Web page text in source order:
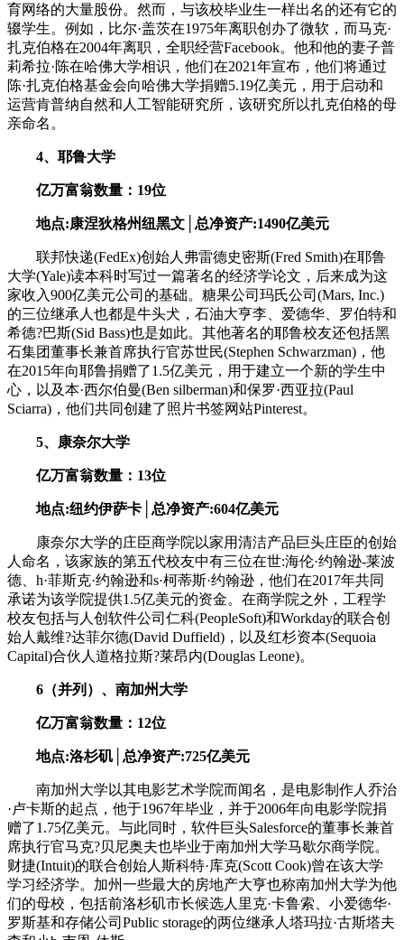
育网络的大量股份。然而，与该校毕业生一样出名的还有它的
辍学生。例如，比尔·盖茨在1975年离职创办了微软，而马克·
扎克伯格在2004年离职，全职经营Facebook。他和他的妻子普
莉希拉·陈在哈佛大学相识，他们在2021年宣布，他们将通过
陈·扎克伯格基金会向哈佛大学捐赠5.19亿美元，用于启动和
运营肯普纳自然和人工智能研究所，该研究所以扎克伯格的母
亲命名。
4、耶鲁大学
亿万富翁数量：19位
地点:康涅狄格州纽黑文│总净资产:1490亿美元
联邦快递(FedEx)创始人弗雷德史密斯(Fred Smith)在耶鲁
大学(Yale)读本科时写过一篇著名的经济学论文，后来成为这
家收入900亿美元公司的基础。糖果公司玛氏公司(Mars, Inc.)
的三位继承人也都是牛头犬，石油大亨李、爱德华、罗伯特和
希德?巴斯(Sid Bass)也是如此。其他著名的耶鲁校友还包括黑
石集团董事长兼首席执行官苏世民(Stephen Schwarzman)，他
在2015年向耶鲁捐赠了1.5亿美元，用于建立一个新的学生中
心，以及本·西尔伯曼(Ben silberman)和保罗·西亚拉(Paul
Sciarra)，他们共同创建了照片书签网站Pinterest。
5、康奈尔大学
亿万富翁数量：13位
地点:纽约伊萨卡│总净资产:604亿美元
康奈尔大学的庄臣商学院以家用清洁产品巨头庄臣的创始
人命名，该家族的第五代校友中有三位在世:海伦·约翰逊-莱波
德、h·菲斯克·约翰逊和s·柯蒂斯·约翰逊，他们在2017年共同
承诺为该学院提供1.5亿美元的资金。在商学院之外，工程学
校友包括与人创软件公司仁科(PeopleSoft)和Workday的联合创
始人戴维?达菲尔德(David Duffield)，以及红杉资本(Sequoia
Capital)合伙人道格拉斯?莱昂内(Douglas Leone)。
6（并列）、南加州大学
亿万富翁数量：12位
地点:洛杉矶│总净资产:725亿美元
南加州大学以其电影艺术学院而闻名，是电影制作人乔治
·卢卡斯的起点，他于1967年毕业，并于2006年向电影学院捐
赠了1.75亿美元。与此同时，软件巨头Salesforce的董事长兼首
席执行官马克?贝尼奥夫也毕业于南加州大学马歇尔商学院。
财捷(Intuit)的联合创始人斯科特·库克(Scott Cook)曾在该大学
学习经济学。加州一些最大的房地产大亨也称南加州大学为他
们的母校，包括前洛杉矶市长候选人里克·卡鲁索、小爱德华·
罗斯基和存储公司Public storage的两位继承人塔玛拉·古斯塔夫